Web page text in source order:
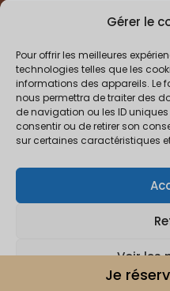
Gérer le
Pour offrir les meilleures
technologies telles que les
informations des appareils. Le
nous permettra de traiter des
de navigation ou les ID
consentir ou de retirer son
sur certaines caractéristiques
Voir les
Je
Visiter Marseille
Carry-le-Rouet
Sausset-les-Pins
Six-Fours-les-Plages
Blog
© 2026 Bruine Beer
Politique de